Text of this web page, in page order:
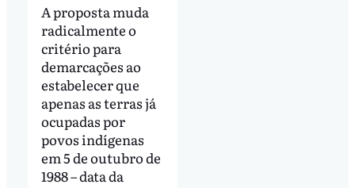
A proposta muda
radicalmente o
critério para
demarcações ao
estabelecer que
apenas as terras já
ocupadas por
povos indígenas
em 5 de outubro de
1988 – data da